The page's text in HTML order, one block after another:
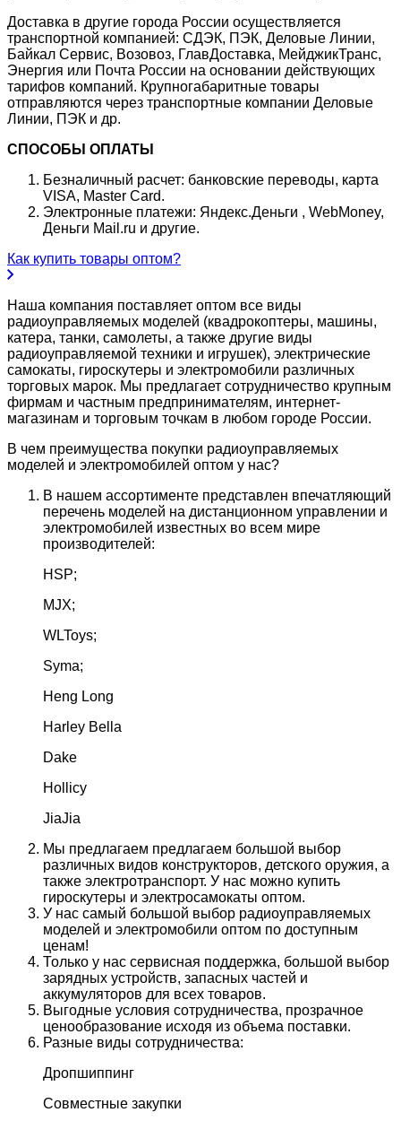
Доставка в другие города России осуществляется
транспортной компанией: СДЭК, ПЭК, Деловые Линии,
Байкал Сервис, Возовоз, ГлавДоставка, МейджикТранс,
Энергия или Почта России на основании действующих
тарифов компаний. Крупногабаритные товары
отправляются через транспортные компании Деловые
Линии, ПЭК и др.
СПОСОБЫ ОПЛАТЫ
Безналичный расчет: банковские переводы, карта
VISA, Master Card.
Электронные платежи: Яндекс.Деньги , WebMoney,
Деньги Mail.ru и другие.
Как купить товары оптом?
Наша компания поставляет оптом все виды
радиоуправляемых моделей (квадрокоптеры, машины,
катера, танки, самолеты, а также другие виды
радиоуправляемой техники и игрушек), электрические
самокаты, гироскутеры и электромобили различных
торговых марок. Мы предлагает сотрудничество крупным
фирмам и частным предпринимателям, интернет-
магазинам и торговым точкам в любом городе России.
В чем преимущества покупки радиоуправляемых
моделей и электромобилей оптом у нас?
В нашем ассортименте представлен впечатляющий
перечень моделей на дистанционном управлении и
электромобилей известных во всем мире
производителей:
HSP;
MJX;
WLToys;
Syma;
Heng Long
Harley Bella
Dake
Hollicy
JiaJia
Мы предлагаем предлагаем большой выбор
различных видов конструкторов, детского оружия, а
также электротранспорт. У нас можно купить
гироскутеры и электросамокаты оптом.
У нас самый большой выбор радиоуправляемых
моделей и электромобили оптом по доступным
ценам!
Только у нас сервисная поддержка, большой выбор
зарядных устройств, запасных частей и
аккумуляторов для всех товаров.
Выгодные условия сотрудничества, прозрачное
ценообразование исходя из объема поставки.
Разные виды сотрудничества:
Дропшиппинг
Совместные закупки